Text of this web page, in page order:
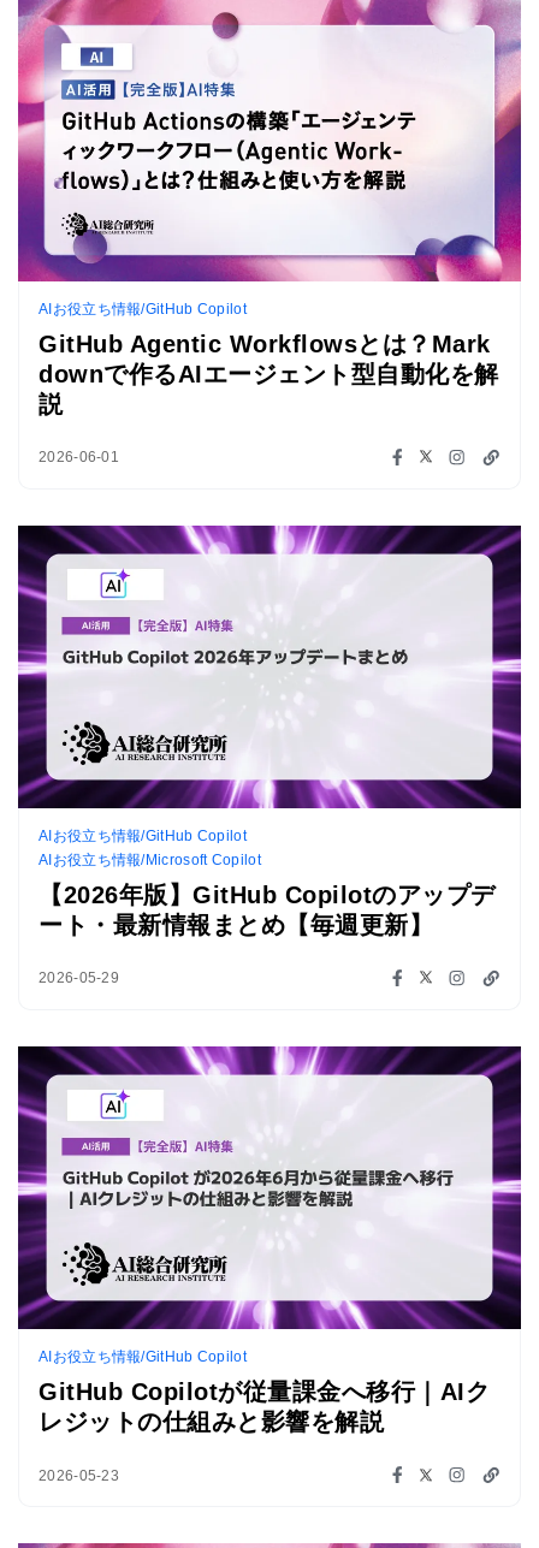
AIお役立ち情報/GitHub Copilot
GitHub Agentic Workflowsとは？Mark
downで作るAIエージェント型自動化を解
説
2026-06-01
AIお役立ち情報/GitHub Copilot
AIお役立ち情報/Microsoft Copilot
【2026年版】GitHub Copilotのアップデ
ート・最新情報まとめ【毎週更新】
2026-05-29
AIお役立ち情報/GitHub Copilot
GitHub Copilotが従量課金へ移行｜AIク
レジットの仕組みと影響を解説
2026-05-23